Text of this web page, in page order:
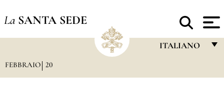
La SANTA SEDE
ITALIANO
FEBBRAIO 20